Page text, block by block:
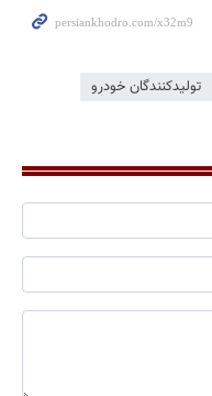
تولیدکنندگان خودرو